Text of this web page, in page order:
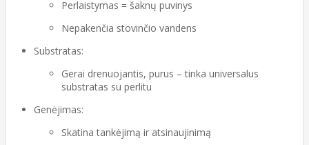
Perlaistymas = šaknų puvinys
Nepakenčia stovinčio vandens
Substratas:
Gerai drenuojantis, purus – tinka universalus
substratas su perlitu
Genėjimas:
Skatina tankėjimą ir atsinaujinimą